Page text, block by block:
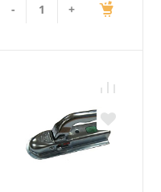
- +